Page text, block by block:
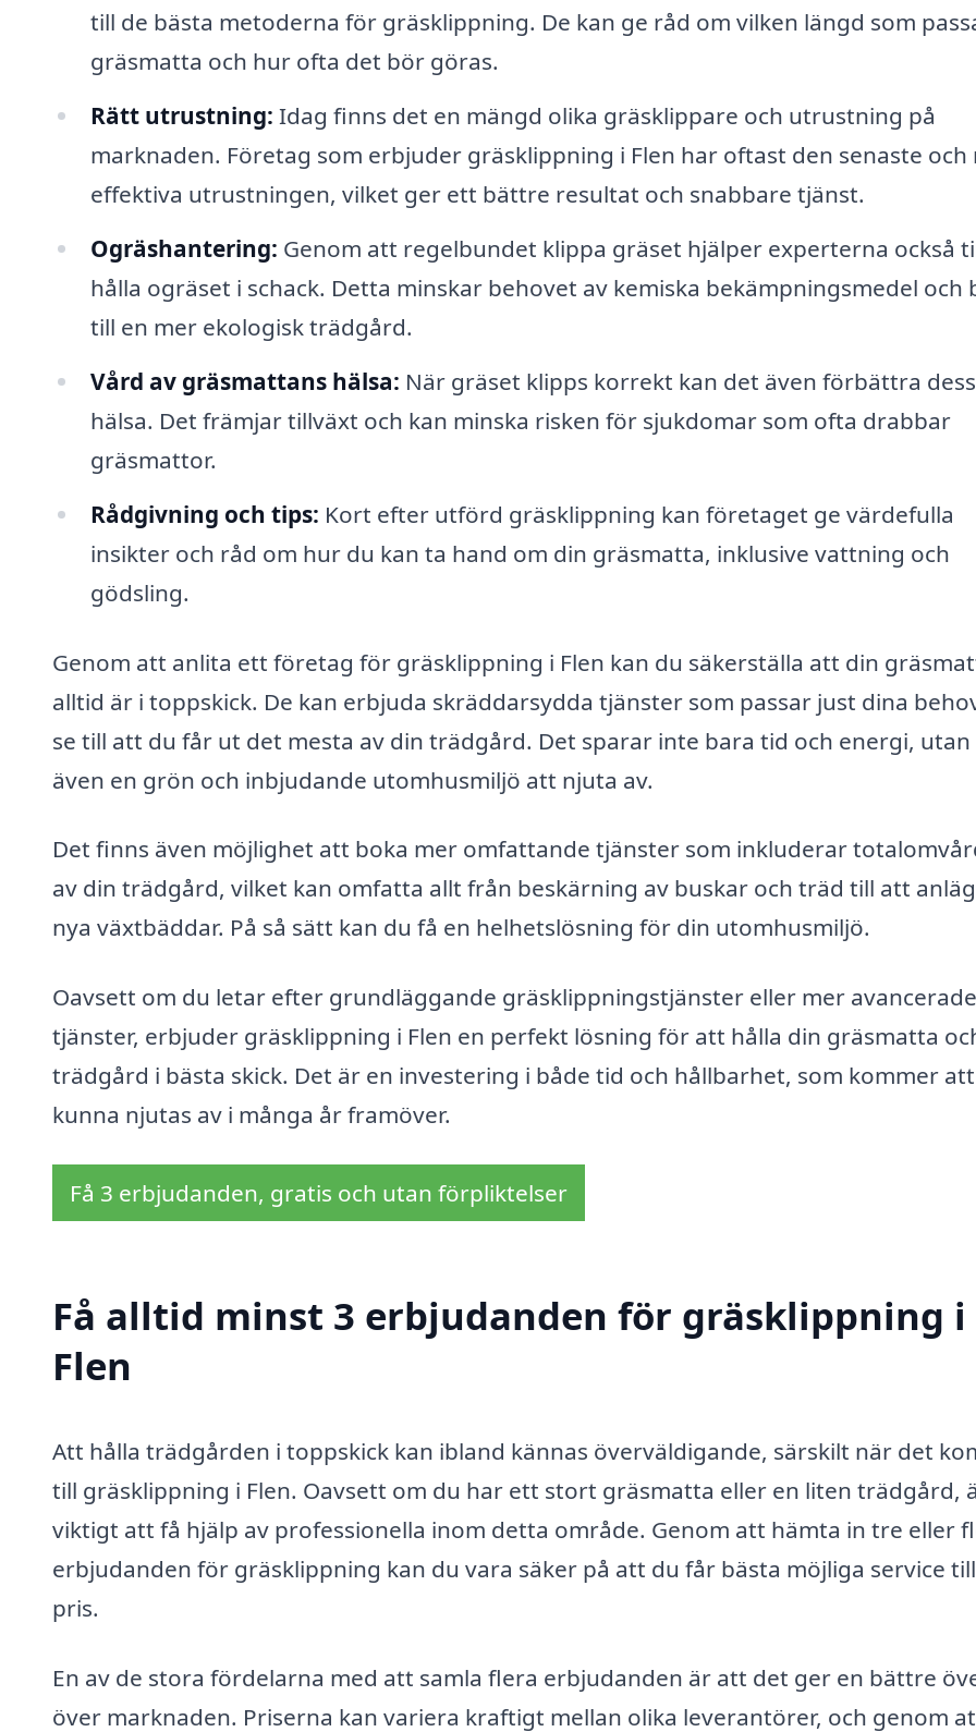
till de bästa metoderna för gräsklippning. De kan ge råd om vilken längd som
gräsmatta och hur ofta det bör göras.
Rätt utrustning: Idag finns det en mängd olika gräsklippare och utrustning på
marknaden. Företag som erbjuder gräsklippning i Flen har oftast den senaste och
effektiva utrustningen, vilket ger ett bättre resultat och snabbare tjänst.
Ogräshantering: Genom att regelbundet klippa gräset hjälper experterna också
hålla ogräset i schack. Detta minskar behovet av kemiska bekämpningsmedel och
till en mer ekologisk trädgård.
Vård av gräsmattans hälsa: När gräset klipps korrekt kan det även förbättra dess
hälsa. Det främjar tillväxt och kan minska risken för sjukdomar som ofta drabbar
gräsmattor.
Rådgivning och tips: Kort efter utförd gräsklippning kan företaget ge värdefulla
insikter och råd om hur du kan ta hand om din gräsmatta, inklusive vattning och
gödsling.
Genom att anlita ett företag för gräsklippning i Flen kan du säkerställa att din
alltid är i toppskick. De kan erbjuda skräddarsydda tjänster som passar just dina
se till att du får ut det mesta av din trädgård. Det sparar inte bara tid och energi,
även en grön och inbjudande utomhusmiljö att njuta av.
Det finns även möjlighet att boka mer omfattande tjänster som inkluderar
av din trädgård, vilket kan omfatta allt från beskärning av buskar och träd till att
nya växtbäddar. På så sätt kan du få en helhetslösning för din utomhusmiljö.
Oavsett om du letar efter grundläggande gräsklippningstjänster eller mer avancerade
tjänster, erbjuder gräsklippning i Flen en perfekt lösning för att hålla din gräsmatta
trädgård i bästa skick. Det är en investering i både tid och hållbarhet, som kommer att
kunna njutas av i många år framöver.
Få 3 erbjudanden, gratis och utan förpliktelser
Få alltid minst 3 erbjudanden för gräsklippning i
Flen
Att hålla trädgården i toppskick kan ibland kännas överväldigande, särskilt när det
till gräsklippning i Flen. Oavsett om du har ett stort gräsmatta eller en liten trädgård,
viktigt att få hjälp av professionella inom detta område. Genom att hämta in tre eller
erbjudanden för gräsklippning kan du vara säker på att du får bästa möjliga service
pris.
En av de stora fördelarna med att samla flera erbjudanden är att det ger en bättre
över marknaden. Priserna kan variera kraftigt mellan olika leverantörer, och genom